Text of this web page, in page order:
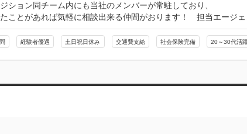
ション同チーム内にも当社のメンバーが常駐しており、
ことがあれば気軽に相談出来る仲間がおります！　担当エージェ
経験者優遇 土日祝日休み 交通費支給 社会保険完備 20～30代活